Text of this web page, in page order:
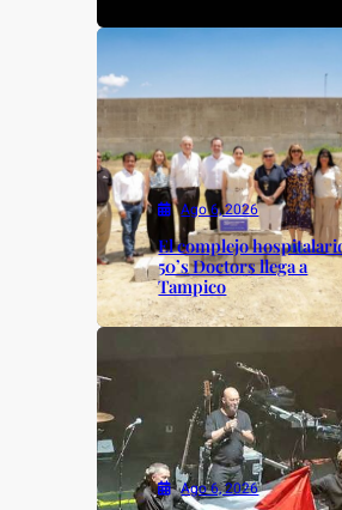
Ago 6, 2026
El complejo
50’s Doctors llega a
Tampico
Ago 6, 2026